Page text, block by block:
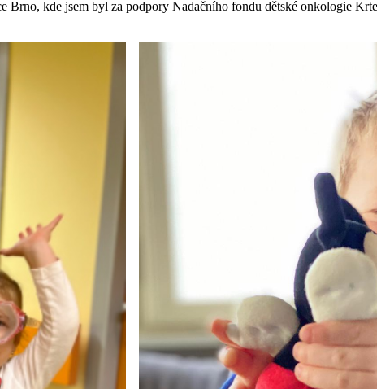
kde jsem byl za podpory Nadačního fondu dětské onkologie